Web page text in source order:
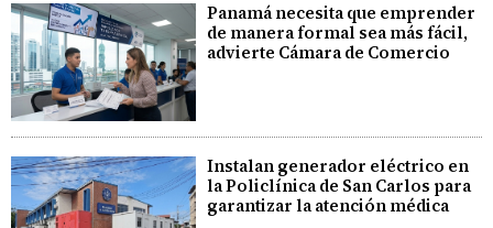
Panamá necesita que emprender
de manera formal sea más fácil,
advierte Cámara de Comercio
Instalan generador eléctrico en
la Policlínica de San Carlos para
garantizar la atención médica